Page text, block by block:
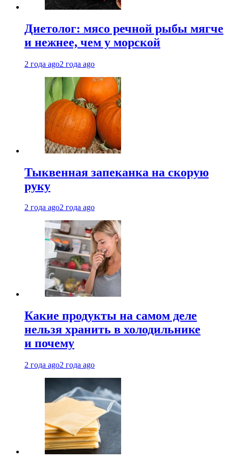
Диетолог: мясо речной рыбы мягче
и нежнее, чем у морской
2 года ago2 года ago
Тыквенная запеканка на скорую
руку
2 года ago2 года ago
Какие продукты на самом деле
нельзя хранить в холодильнике
и почему
2 года ago2 года ago